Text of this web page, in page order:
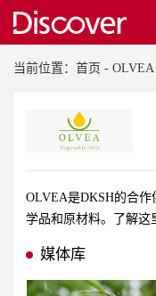
当前位置： 首页 - OLVEA
OLVEA是DKSH的合
学品和原材料。了解这
媒体库